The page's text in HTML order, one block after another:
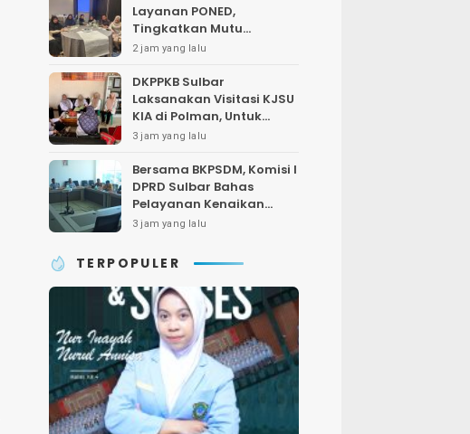
Layanan PONED,
Tingkatkan Mutu
Pelayanan Ibu dan Bayi
2 jam yang lalu
DKPPKB Sulbar
Laksanakan Visitasi KJSU
KIA di Polman, Untuk
Percepat Penguatan
Prioritas
3 jam yang lalu
Bersama BKPSDM, Komisi I
DPRD Sulbar Bahas
Pelayanan Kenaikan
Pangkat PNS
3 jam yang lalu
TERPOPULER